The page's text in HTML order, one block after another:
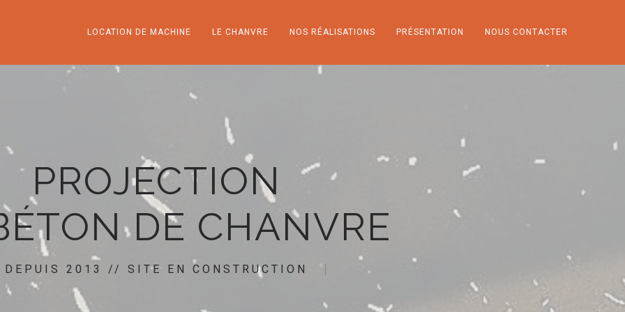
LOCATION DE MACHINE LE CHANVRE NOS RÉALISATIONS PRÉSENTATION NOUS CONTACTER
PROJECTION
DE CHANVRE
DEPUIS 2013 // SITE EN CONSTRUCTION